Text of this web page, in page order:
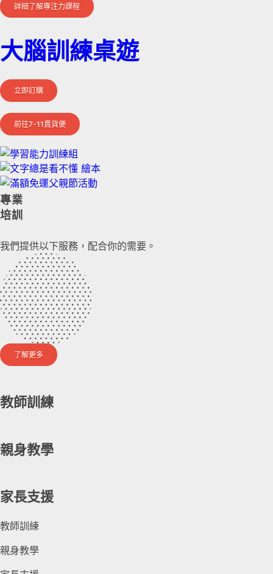
詳細了解專注力課程
大腦訓練桌遊
立即訂購
前往7-11賣貨便
專業
培訓
我們提供以下服務，配合你的需要。
了解更多
教師訓練
親身教學
家長支援
教師訓練
親身教學